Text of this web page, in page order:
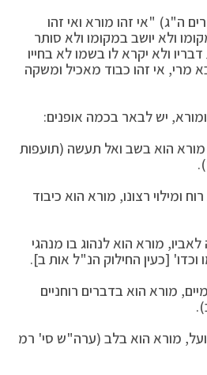
ה"ג) "אי זהו מורא ואי זהו
ולא יושב במקומו ולא סותר
ולא יקרא לו בשמו לא בחייו
מרי, אי זהו כבוד מאכיל ומשקה
יש לבאר בכמה אופנים:
מורא הוא בשב ואל תעשה (תועפות
ומילוי רצונו, מורא הוא כיבוד
מורא הוא לנהוג בו מנהגי
וכדו' [כעין החילוק הנ"ל אות ב].
מורא הוא בדברים רוחניים
מורא הוא בלב (ערה"ש סי' רמ